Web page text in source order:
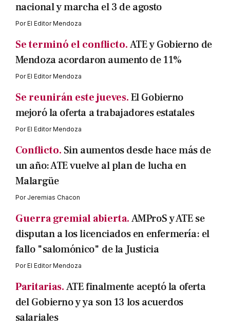
nacional y marcha el 3 de agosto
PorEl Editor Mendoza
Se terminó el conflicto.ATE y Gobierno de
Mendoza acordaron aumento de 11%
PorEl Editor Mendoza
Se reunirán este jueves.El Gobierno
mejoró la oferta a trabajadores estatales
PorEl Editor Mendoza
Conflicto. Sin aumentos desde hace más de
un año: ATE vuelve al plan de lucha en
Malargüe
Por Jeremias Chacon
Guerra gremial abierta.AMProS y ATE se
disputan a los licenciados en enfermería: el
fallo "salomónico" de la Justicia
PorEl Editor Mendoza
Paritarias.ATE finalmente aceptó la oferta
del Gobierno y ya son 13 los acuerdos
salariales